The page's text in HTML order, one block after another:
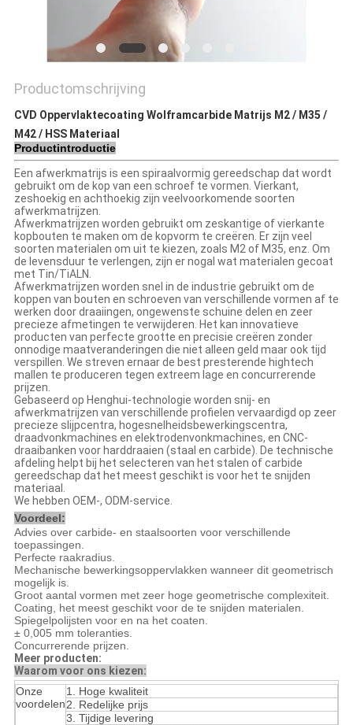
Productomschrijving
CVD Oppervlaktecoating Wolframcarbide Matrijs M2 / M35 /
M42 / HSS Materiaal
Productintroductie
Een afwerkmatrijs is een spiraalvormig gereedschap dat wordt
gebruikt om de kop van een schroef te vormen. Vierkant,
zeshoekig en achthoekig zijn veelvoorkomende soorten
afwerkmatrijzen.
Afwerkmatrijzen worden gebruikt om zeskantige of vierkante
kopbouten te maken om de kopvorm te creëren. Er zijn veel
soorten materialen om uit te kiezen, zoals M2 of M35, enz. Om
de levensduur te verlengen, zijn er nogal wat materialen gecoat
met Tin/TiALN.
Afwerkmatrijzen worden snel in de industrie gebruikt om de
koppen van bouten en schroeven van verschillende vormen af te
werken door draaiingen, ongewenste schuine delen en zeer
precieze afmetingen te verwijderen. Het kan innovatieve
producten van perfecte grootte en precisie creëren zonder
onnodige maatveranderingen die niet alleen geld maar ook tijd
verspillen. We streven ernaar de best presterende hightech
mallen te produceren tegen extreem lage en concurrerende
prijzen.
Gebaseerd op Henghui-technologie worden snij- en
afwerkmatrijzen van verschillende profielen vervaardigd op zeer
precieze slijpcentra, hogesnelheidsbewerkingscentra,
draadvonkmachines en elektrodenvonkmachines, en CNC-
draaibanken voor harddraaien (staal en carbide). De technische
afdeling helpt bij het selecteren van het stalen of carbide
gereedschap dat het meest geschikt is voor het te snijden
materiaal.
We hebben OEM-, ODM-service.
Voordeel:
Advies over carbide- en staalsoorten voor verschillende
toepassingen.
Perfecte raakradius.
Mechanische bewerkingsoppervlakken wanneer dit geometrisch
mogelijk is.
Groot aantal vormen met zeer hoge geometrische complexiteit.
Coating, het meest geschikt voor de te snijden materialen.
Spiegelpolijsten voor en na het coaten.
± 0,005 mm toleranties.
Concurrerende prijzen.
Meer producten:
Waarom voor ons kiezen:
Onze
voordelen
1. Hoge kwaliteit
2. Redelijke prijs
3. Tijdige levering